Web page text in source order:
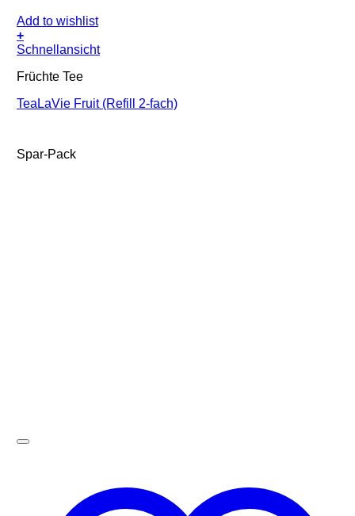
Add to wishlist
+
Schnellansicht
Früchte Tee
TeaLaVie Fruit (Refill 2-fach)
Spar-Pack